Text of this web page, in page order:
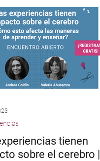
Sociales
tienen
sobre el cerebro |